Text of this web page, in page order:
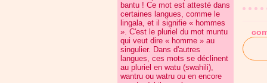
bantu ! Ce mot est attesté dans
certaines langues, comme le
lingala, et il signifie « hommes
». C'est le pluriel du mot muntu
qui veut dire « homme » au
singulier. Dans d'autres
langues, ces mots se déclinent
au pluriel en watu (swahili),
wantru ou watru ou en encore